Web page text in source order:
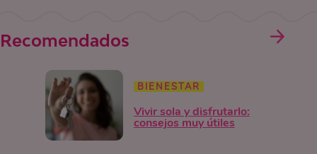
Recomendados
BIENESTAR
Vivir sola y disfrutarlo:
consejos muy útiles